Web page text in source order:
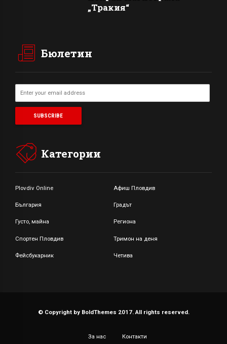
„Тракия“
Бюлетин
Категории
Plovdiv Online Афиш Пловдив
България Градът
Густо, майна Региона
Спортен Пловдив Тримон на деня
Фейсбукарник Четива
© Copyright by BoldThemes 2017. All rights reserved.
За нас Контакти